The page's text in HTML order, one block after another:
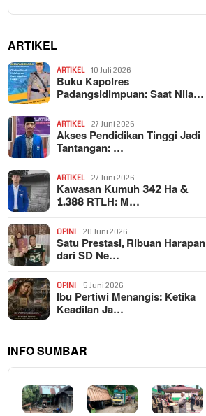
ARTIKEL
ARTIKEL 10 Juli 2026
Buku Kapolres
Padangsidimpuan: Saat Nila…
ARTIKEL 27 Juni 2026
Akses Pendidikan Tinggi Jadi
Tantangan: …
ARTIKEL 27 Juni 2026
Kawasan Kumuh 342 Ha &
1.388 RTLH: M…
OPINI 20 Juni 2026
Satu Prestasi, Ribuan Harapan
dari SD Ne…
OPINI 5 Juni 2026
Ibu Pertiwi Menangis: Ketika
Keadilan Ja…
INFO SUMBAR